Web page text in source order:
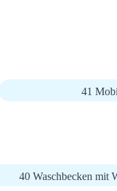
41
40 Waschbecken mit